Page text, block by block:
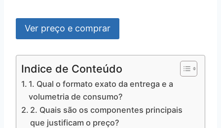
Ver preço e comprar
Indice de Conteúdo
1. Qual o formato exato da entrega e a
volumetria de consumo?
2. Quais são os componentes principais
que justificam o preço?